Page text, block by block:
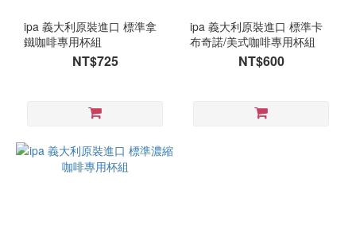
ipa 義大利原裝進口 標準拿
鐵咖啡專用杯組
NT$725
ipa 義大利原裝進口 標準卡
布奇諾/美式咖啡專用杯組
NT$600